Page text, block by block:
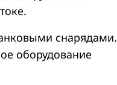
снарядами.
оборудование